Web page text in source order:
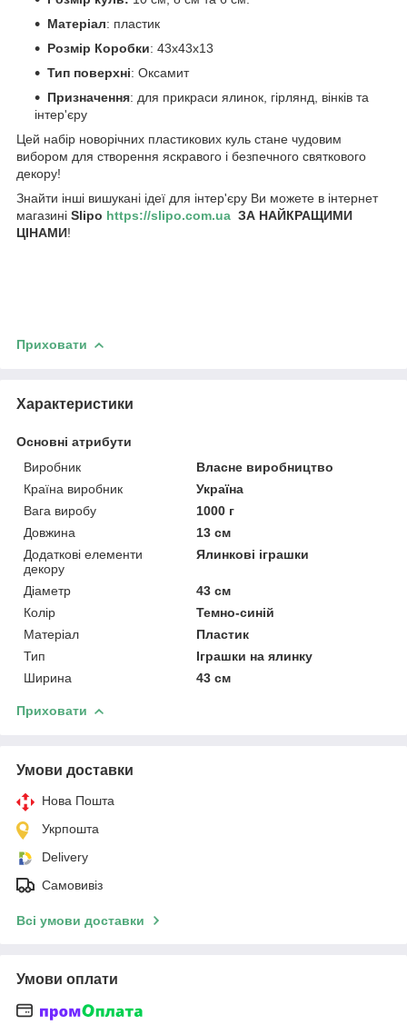
Матеріал: пластик
Розмір Коробки: 43х43х13
Тип поверхні: Оксамит
Призначення: для прикраси ялинок, гірлянд, вінків та
інтер'єру
Цей набір новорічних пластикових куль стане чудовим
вибором для створення яскравого і безпечного святкового
декору!
Знайти інші вишукані ідеї для інтер'єру Ви можете в інтернет
магазині Slipo https://slipo.com.ua ЗА НАЙКРАЩИМИ
ЦІНАМИ!
Приховати
Характеристики
Основні атрибути
Виробник
Власне виробництво
Країна виробник
Україна
Вага виробу
1000 г
Довжина
13 см
Додаткові елементи
декору
Ялинкові іграшки
Діаметр
43 см
Колір
Темно-синій
Матеріал
Пластик
Тип
Іграшки на ялинку
Ширина
43 см
Приховати
Умови доставки
Нова Пошта
Укрпошта
Delivery
Самовивіз
Всі умови доставки
Умови оплати